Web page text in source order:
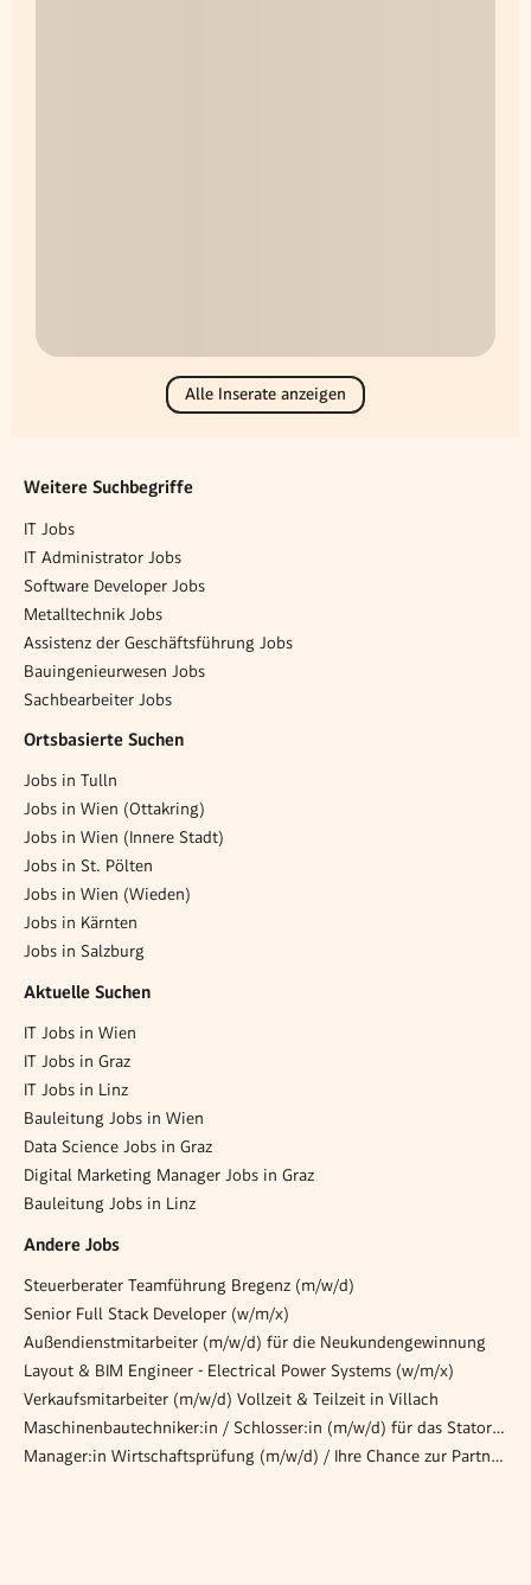
Alle Inserate anzeigen
Weitere Suchbegriffe
IT Jobs
IT Administrator Jobs
Software Developer Jobs
Metalltechnik Jobs
Assistenz der Geschäftsführung Jobs
Bauingenieurwesen Jobs
Sachbearbeiter Jobs
Ortsbasierte Suchen
Jobs in Tulln
Jobs in Wien (Ottakring)
Jobs in Wien (Innere Stadt)
Jobs in St. Pölten
Jobs in Wien (Wieden)
Jobs in Kärnten
Jobs in Salzburg
Aktuelle Suchen
IT Jobs in Wien
IT Jobs in Graz
IT Jobs in Linz
Bauleitung Jobs in Wien
Data Science Jobs in Graz
Digital Marketing Manager Jobs in Graz
Bauleitung Jobs in Linz
Andere Jobs
Steuerberater Teamführung Bregenz (m/w/d)
Senior Full Stack Developer (w/m/x)
Außendienstmitarbeiter (m/w/d) für die Neukundengewinnung
Layout & BIM Engineer - Electrical Power Systems (w/m/x)
Verkaufsmitarbeiter (m/w/d) Vollzeit & Teilzeit in Villach
Maschinenbautechniker:in / Schlosser:in (m/w/d) für das Stator-Schichten von Generatoren
Manager:in Wirtschaftsprüfung (m/w/d) / Ihre Chance zur Partnerschaft!